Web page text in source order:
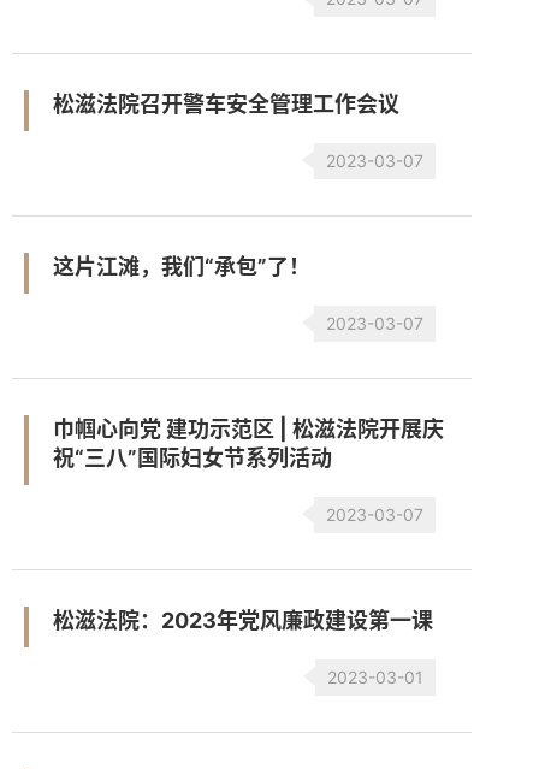
松滋法院召开警车安全管理工作会议
2023-03-07
这片江滩，我们“承包”了！
2023-03-07
巾帼心向党 建功示范区 | 松滋法院开展庆
祝“三八”国际妇女节系列活动
2023-03-07
松滋法院：2023年党风廉政建设第一课
2023-03-01